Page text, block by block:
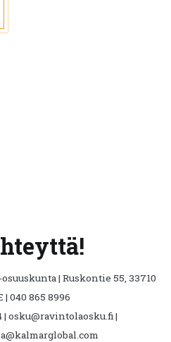
| Ruskontie 55, 33710
| 040 865 8996
| osku@ravintolaosku.fi |